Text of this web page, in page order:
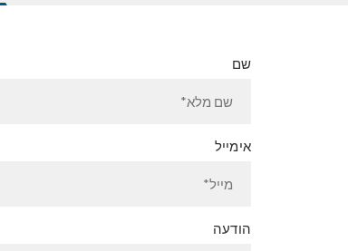
שם
אימייל
הודעה